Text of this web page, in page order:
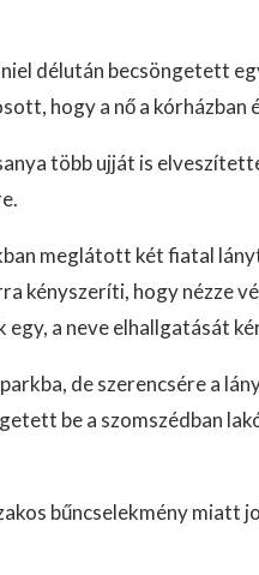
délután becsöngetett
hogy a nő a
több ujját is
meglátott két fiatal
kényszeríti, hogy nézze
egy, a neve elhallgatását
de szerencsére a
be a szomszédban
bűncselekmény miatt